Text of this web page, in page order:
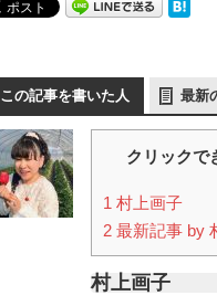
この記事を書いた人 最新
クリックで
1 村上画子
2 最新記事 by
村上画子